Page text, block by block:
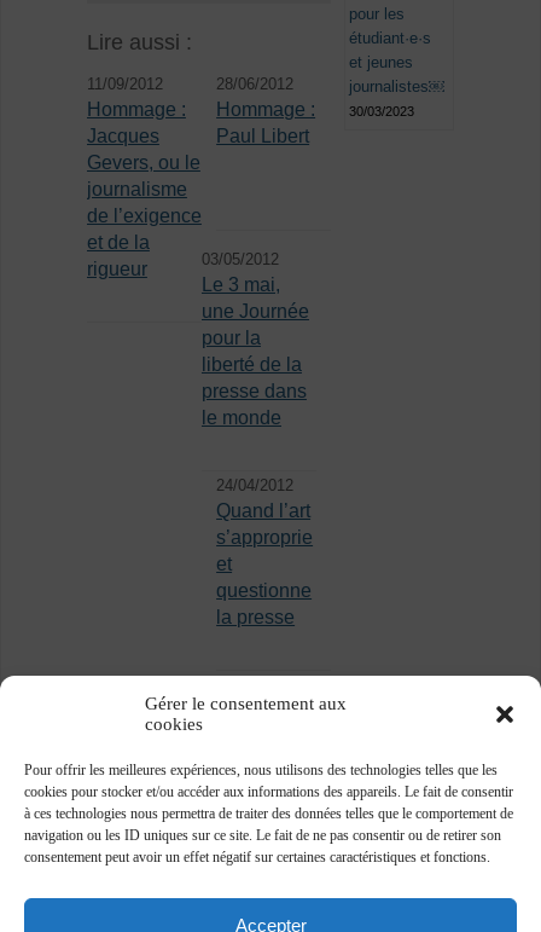
Gérer le consentement aux
cookies
Pour offrir les meilleures expériences, nous utilisons des technologies telles que les
cookies pour stocker et/ou accéder aux informations des appareils. Le fait de consentir
à ces technologies nous permettra de traiter des données telles que le comportement de
navigation ou les ID uniques sur ce site. Le fait de ne pas consentir ou de retirer son
consentement peut avoir un effet négatif sur certaines caractéristiques et fonctions.
Accepter
Lire aussi :
11/09/2012
Hommage :
Jacques
Gevers, ou le
journalisme
de l’exigence
et de la
rigueur
28/06/2012
Hommage :
Paul Libert
03/05/2012
Le 3 mai,
une Journée
pour la
liberté de la
presse dans
le monde
24/04/2012
Quand l’art
s’approprie
et
questionne
la presse
pour les
étudiant·e·s
et jeunes
journalistes￼
30/03/2023